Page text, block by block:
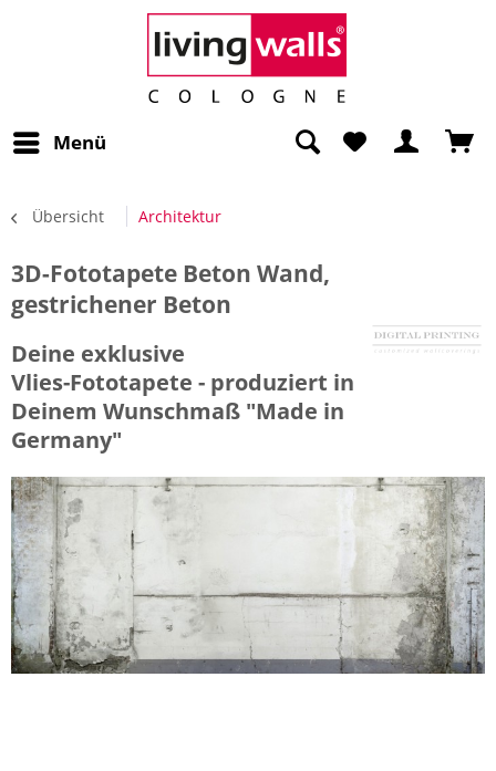
Menü
Übersicht Architektur
3D-Fototapete Beton Wand,
gestrichener Beton
Deine exklusive
Vlies-Fototapete - produziert in
Deinem Wunschmaß "Made in
Germany"